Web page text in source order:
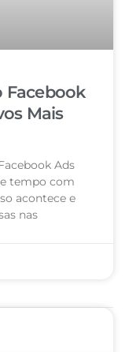
Facebook
Mais
Ads
tempo com
acontece e
nas